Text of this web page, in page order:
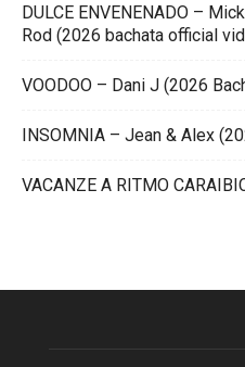
DULCE ENVENENADO –
Rod (2026 bachata official
VOODOO – Dani J (2026
INSOMNIA – Jean & Alex
VACANZE A RITMO